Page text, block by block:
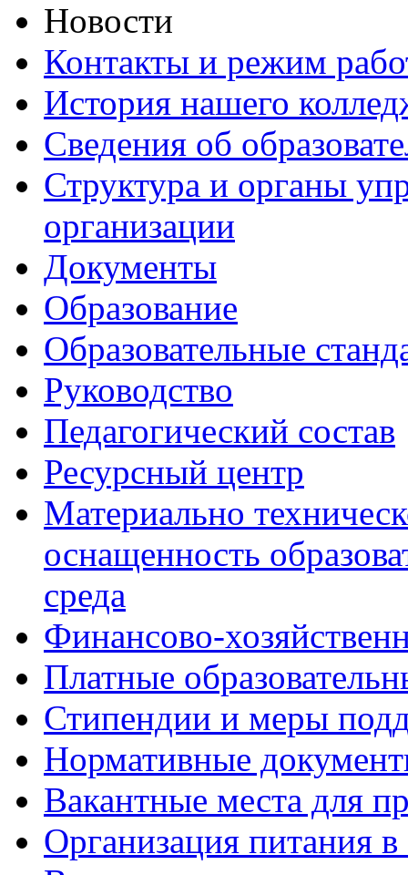
Новости
Контакты и режим
История нашего
Сведения об
Структура и органы
организации
Документы
Образование
Образовательные
Руководство
Педагогический состав
Ресурсный центр
Материально
оснащенность
среда
Финансово-
Платные
Стипендии и меры
Нормативные
Вакантные места для
Организация питания в